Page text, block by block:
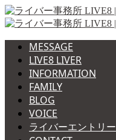
MESSAGE
LIVE8 LIVER
INFORMATION
FAMILY
BLOG
VOICE
ライバーエントリー